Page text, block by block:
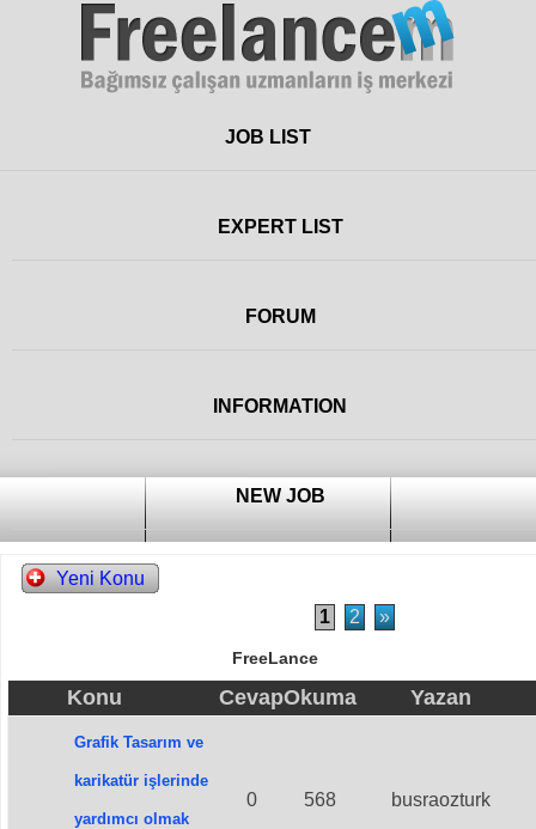
FreelanceJOB LIST
EXPERT LIST
FORUM
INFORMATION
NEW JOB
Yeni Konu
1
2 »
FreeLance
Konu CevapOkuma Yazan
Grafik Tasarım ve
karikatür işlerinde
yardımcı olmak
0 568 busraozturk